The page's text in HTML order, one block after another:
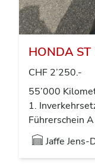
HONDA
CHF 2’250.-
55’000
1.
Führerschein A
Jaffe